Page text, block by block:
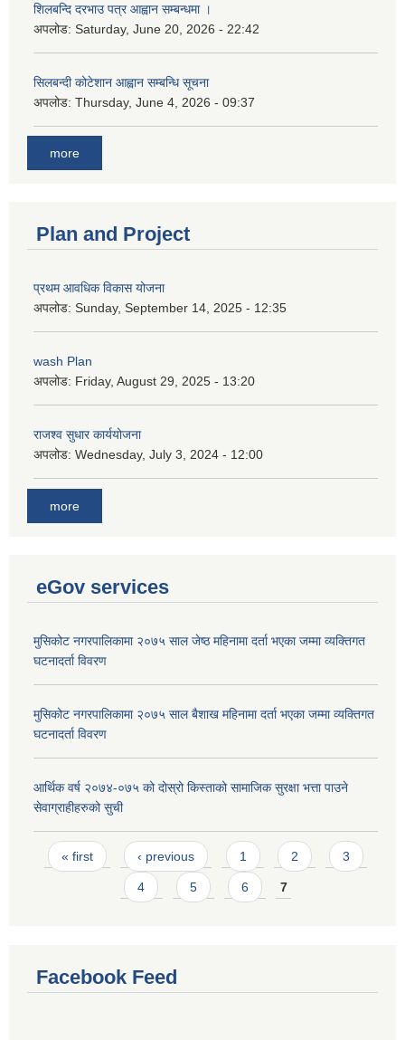
शिलबन्दि दरभाउ पत्र आह्वान सम्बन्धमा ।
अपलोड: Saturday, June 20, 2026 - 22:42
सिलबन्दी कोटेशान आह्वान सम्बन्धि सूचना
अपलोड: Thursday, June 4, 2026 - 09:37
more
Plan and Project
प्रथम आवधिक विकास योजना
अपलोड: Sunday, September 14, 2025 - 12:35
wash Plan
अपलोड: Friday, August 29, 2025 - 13:20
राजश्व सुधार कार्ययोजना
अपलोड: Wednesday, July 3, 2024 - 12:00
more
eGov services
मुसिकोट नगरपालिकामा २०७५ साल जेष्ठ महिनामा दर्ता भएका जम्मा व्यक्तिगत
घटनादर्ता विवरण
मुसिकोट नगरपालिकामा २०७५ साल बैशाख महिनामा दर्ता भएका जम्मा व्यक्तिगत
घटनादर्ता विवरण
आर्थिक वर्ष २०७४-०७५ को दोस्रो किस्ताको सामाजिक सुरक्षा भत्ता पाउने
सेवाग्राहीहरुको सुची
Pages
« first ‹ previous 1 2 3
4 5 6 7
Facebook Feed